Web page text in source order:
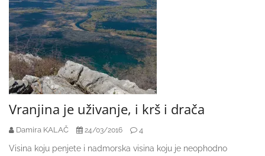
Vranjina je uživanje, i krš i drača
Damira KALAČ 24/03/2016 4
Visina koju penjete i nadmorska visina koju je neophodno